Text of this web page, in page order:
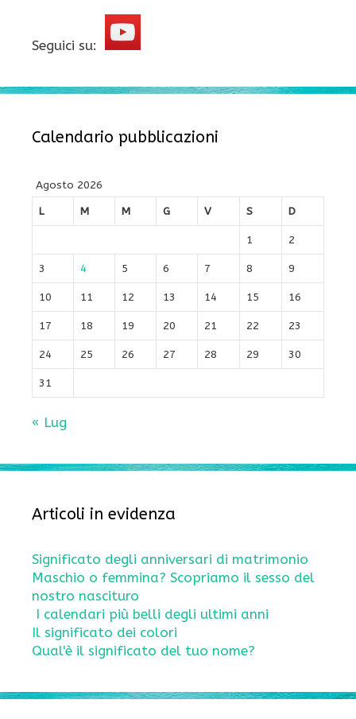
Seguici su:
Calendario pubblicazioni
Agosto 2026
L
M M G V S D
1 2
3 4 5 6 7 8 9
10 11 12 13 14 15 16
17 18 19 20 21 22 23
24 25 26 27 28 29 30
31
« Lug
Articoli in evidenza
Significato degli anniversari di matrimonio
Maschio o femmina? Scopriamo il sesso del
nostro nascituro
I calendari più belli degli ultimi anni
Il significato dei colori
Qual'è il significato del tuo nome?